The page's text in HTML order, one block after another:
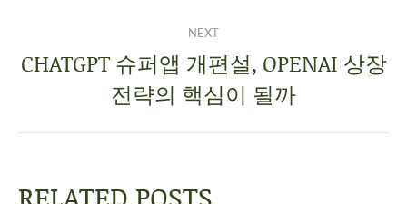
NEXT
CHATGPT 슈퍼앱 개편설, OPENAI 상장
전략의 핵심이 될까